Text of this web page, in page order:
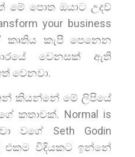
මේ පොත ඔයාට උදව්
your business
කෘතිය කැපී පෙනෙන
වෙනසක් ඇති
වෙනවා.
කියන්නේ මේ ලිපියේ
කතාවක්. Normal is
වගේ Seth Godin
එකම විදියකට ඉන්නේ